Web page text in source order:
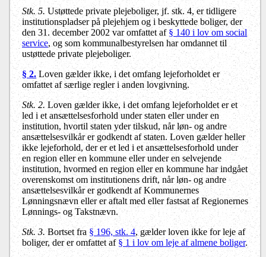
Stk. 5. Ustøttede private plejeboliger, jf. stk. 4, er tidligere
institutionspladser på plejehjem og i beskyttede boliger, der
den 31. december 2002 var omfattet af§ 140 i lov om social
service, og som kommunalbestyrelsen har omdannet til
ustøttede private plejeboliger.
§ 2. Loven gælder ikke, i det omfang lejeforholdet er
omfattet af særlige regler i anden lovgivning.
Stk. 2. Loven gælder ikke, i det omfang lejeforholdet er et
led i et ansættelsesforhold under staten eller under en
institution, hvortil staten yder tilskud, når løn- og andre
ansættelsesvilkår er godkendt af staten. Loven gælder heller
ikke lejeforhold, der er et led i et ansættelsesforhold under
en region eller en kommune eller under en selvejende
institution, hvormed en region eller en kommune har indgået
overenskomst om institutionens drift, når løn- og andre
ansættelsesvilkår er godkendt af Kommunernes
Lønningsnævn eller er aftalt med eller fastsat af Regionernes
Lønnings- og Takstnævn.
Stk. 3.Bortset fra § 196, stk. 4, gælder loven ikke for leje af
boliger, der er omfattet af§ 1 i lov om leje af almene boliger.